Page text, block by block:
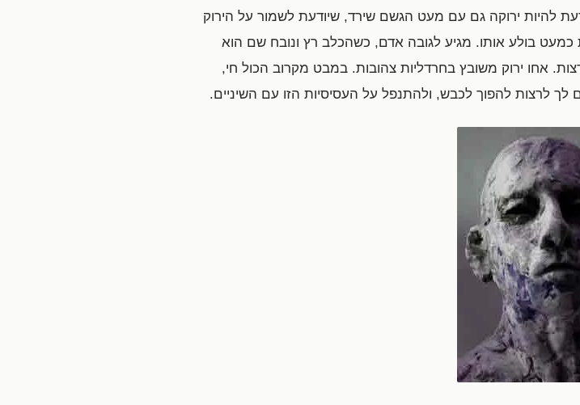
להיות ירוקה גם עם מעט הגשם שירד, שיודעת לשמור על הירוק
בולע אותו. מגיע לגובה אדם, כשהכלב רץ ונובח שם הוא
אחו ירוק משובץ בחרדליות צהובות. במבט מקרוב הכול חי,
לך לרצות להפוך לכבש, ולהתנפל על העסיסיות הזו עם השיניים.